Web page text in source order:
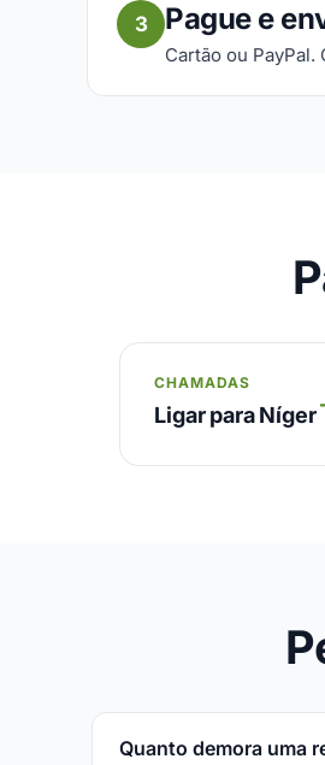
3 Pague e
Cartão ou
CHAMADAS
Ligar para Níger
Quanto demora uma